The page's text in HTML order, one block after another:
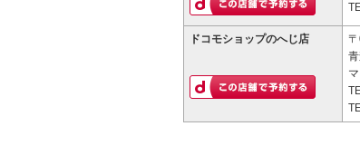
ドコモショップのへじ店